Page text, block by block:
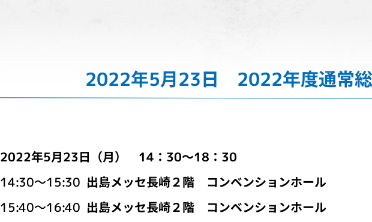
2022年5月23日 2022年度通常
2022年5月23日（月） 14：30～18：30
14:30～15:30 出島メッセ長崎２階 コンベンションホール
15:40～16:40 出島メッセ長崎２階 コンベンションホール